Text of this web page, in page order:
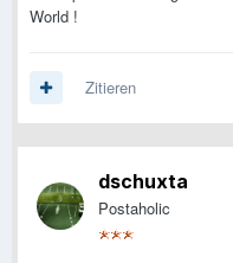
World !
Zitieren
dschuxta
Postaholic